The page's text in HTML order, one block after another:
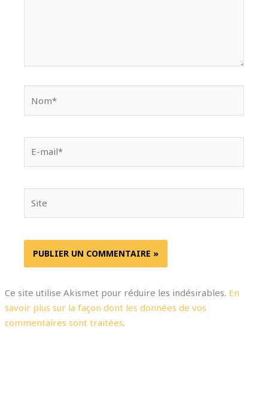
mail*
Ce site utilise Akismet pour réduire les indésirables. En
savoir plus sur la façon dont les données de vos
commentaires sont traitées.